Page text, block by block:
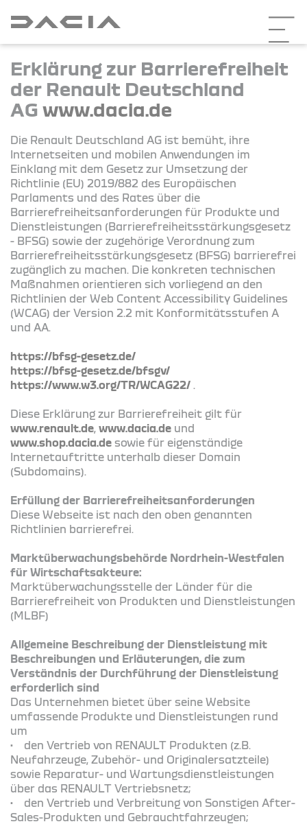
Erklärung zur Barrierefreiheit
der Renault Deutschland
AG www.dacia.de
Die Renault Deutschland AG ist bemüht, ihre
Internetseiten und mobilen Anwendungen im
Einklang mit dem Gesetz zur Umsetzung der
Richtlinie (EU) 2019/882 des Europäischen
Parlaments und des Rates über die
Barrierefreiheitsanforderungen für Produkte und
Dienstleistungen (Barrierefreiheitsstärkungsgesetz
- BFSG) sowie der zugehörige Verordnung zum
Barrierefreiheitsstärkungsgesetz (BFSG) barrierefrei
zugänglich zu machen. Die konkreten technischen
Maßnahmen orientieren sich vorliegend an den
Richtlinien der Web Content Accessibility Guidelines
(WCAG) der Version 2.2 mit Konformitätsstufen A
und AA.
https://bfsg-gesetz.de/
https://bfsg-gesetz.de/bfsgv/
https://www.w3.org/TR/WCAG22/ .
Diese Erklärung zur Barrierefreiheit gilt für
www.renault.de, www.dacia.de und
www.shop.dacia.de sowie für eigenständige
Internetauftritte unterhalb dieser Domain
(Subdomains).
Erfüllung der Barrierefreiheitsanforderungen
Diese Webseite ist nach den oben genannten
Richtlinien barrierefrei.
Marktüberwachungsbehörde Nordrhein-Westfalen
für Wirtschaftsakteure:
Marktüberwachungsstelle der Länder für die
Barrierefreiheit von Produkten und Dienstleistungen
(MLBF)
Allgemeine Beschreibung der Dienstleistung mit
Beschreibungen und Erläuterungen, die zum
Verständnis der Durchführung der Dienstleistung
erforderlich sind
Das Unternehmen bietet über seine Website
umfassende Produkte und Dienstleistungen rund
um
• den Vertrieb von RENAULT Produkten (z.B.
Neufahrzeuge, Zubehör- und Originalersatzteile)
sowie Reparatur- und Wartungsdienstleistungen
über das RENAULT Vertriebsnetz;
• den Vertrieb und Verbreitung von Sonstigen After-
Sales-Produkten und Gebrauchtfahrzeugen;